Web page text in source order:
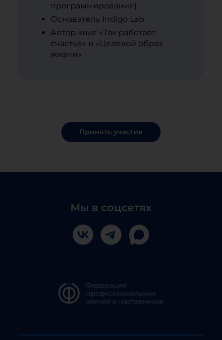
программирования)
Основатель Indigo Lab
Автор книг «Так работает
счастье» и «Целевой образ
жизни»
Принять участие
Мы в соцсетях